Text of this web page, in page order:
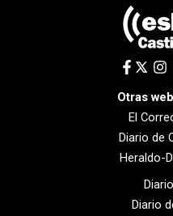
Otras
El
Diario de
Heraldo-
Diario